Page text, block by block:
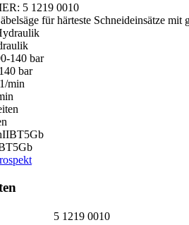
5 1219 0010
für härteste Schneideinsätze
bar
5 1219 0010